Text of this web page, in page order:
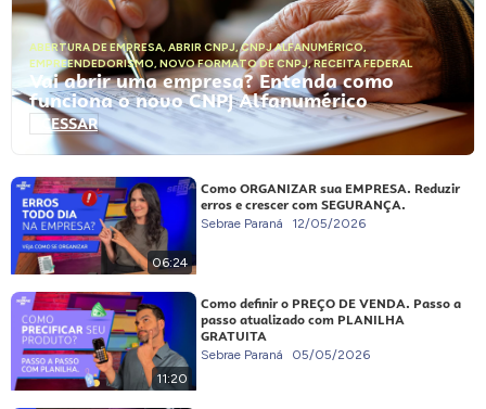
ABERTURA DE EMPRESA, ABRIR CNPJ,CNPJ ALFANUMÉRICO,
EMPREENDEDORISMO, NOVO FORMATO DE CNPJ,RECEITA FEDERAL
Vai abrir uma empresa? Entenda como
funciona o novo CNPJ Alfanumérico
ACESSAR
06:24
Como ORGANIZAR sua EMPRESA. Reduzir
erros e crescer com SEGURANÇA.
Sebrae Paraná 12/05/2026
11:20
Como definir o PREÇO DE VENDA. Passo a
passo atualizado com PLANILHA
GRATUITA
Sebrae Paraná 05/05/2026